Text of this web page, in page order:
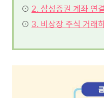
⊙ 2. 삼성증권 계좌 연
⊙ 3. 비상장 주식 거래